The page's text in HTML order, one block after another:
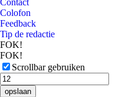
Contact
Colofon
Feedback
Tip de redactie
FOK!
FOK!
Scrollbar gebruiken
opslaan